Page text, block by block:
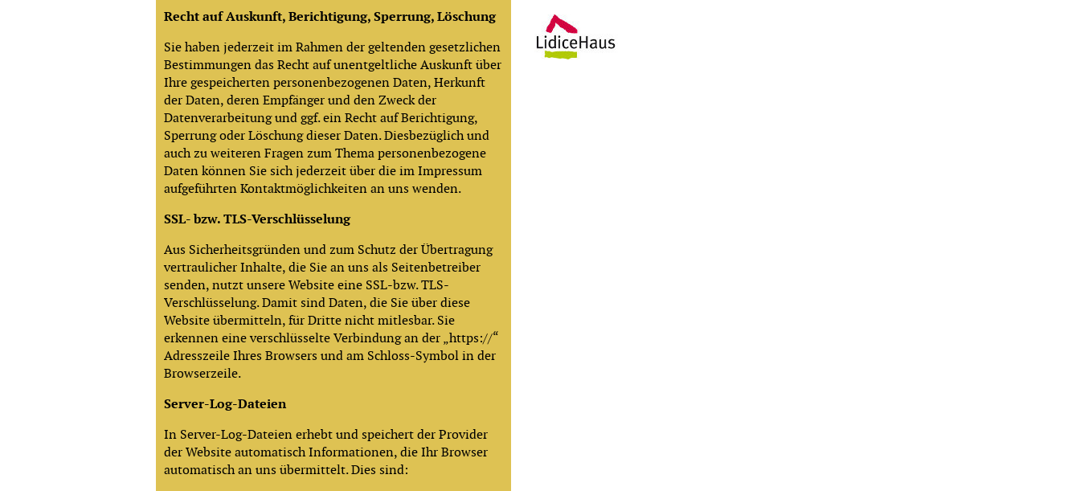
Recht auf Auskunft, Berichtigung, Sperrung, Löschung
Sie haben jederzeit im Rahmen der geltenden gesetzlichen
Bestimmungen das Recht auf unentgeltliche Auskunft über
Ihre gespeicherten personenbezogenen Daten, Herkunft
der Daten, deren Empfänger und den Zweck der
Datenverarbeitung und ggf. ein Recht auf Berichtigung,
Sperrung oder Löschung dieser Daten. Diesbezüglich und
auch zu weiteren Fragen zum Thema personenbezogene
Daten können Sie sich jederzeit über die im Impressum
aufgeführten Kontaktmöglichkeiten an uns wenden.
SSL- bzw. TLS-Verschlüsselung
Aus Sicherheitsgründen und zum Schutz der Übertragung
vertraulicher Inhalte, die Sie an uns als Seitenbetreiber
senden, nutzt unsere Website eine SSL-bzw. TLS-
Verschlüsselung. Damit sind Daten, die Sie über diese
Website übermitteln, für Dritte nicht mitlesbar. Sie
erkennen eine verschlüsselte Verbindung an der „https://“
Adresszeile Ihres Browsers und am Schloss-Symbol in der
Browserzeile.
Server-Log-Dateien
In Server-Log-Dateien erhebt und speichert der Provider
der Website automatisch Informationen, die Ihr Browser
automatisch an uns übermittelt. Dies sind: